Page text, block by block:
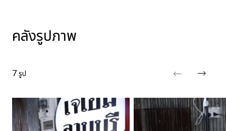
คลังรูปภาพ
7รูป